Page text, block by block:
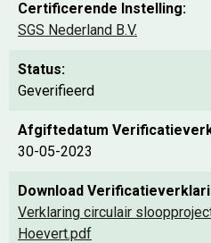
Certificerende Instelling:
SGS Nederland B.V.
Status:
Geverifieerd
Afgiftedatum
30-05-2023
Download
Verklaring circulair
Hoevert.pdf